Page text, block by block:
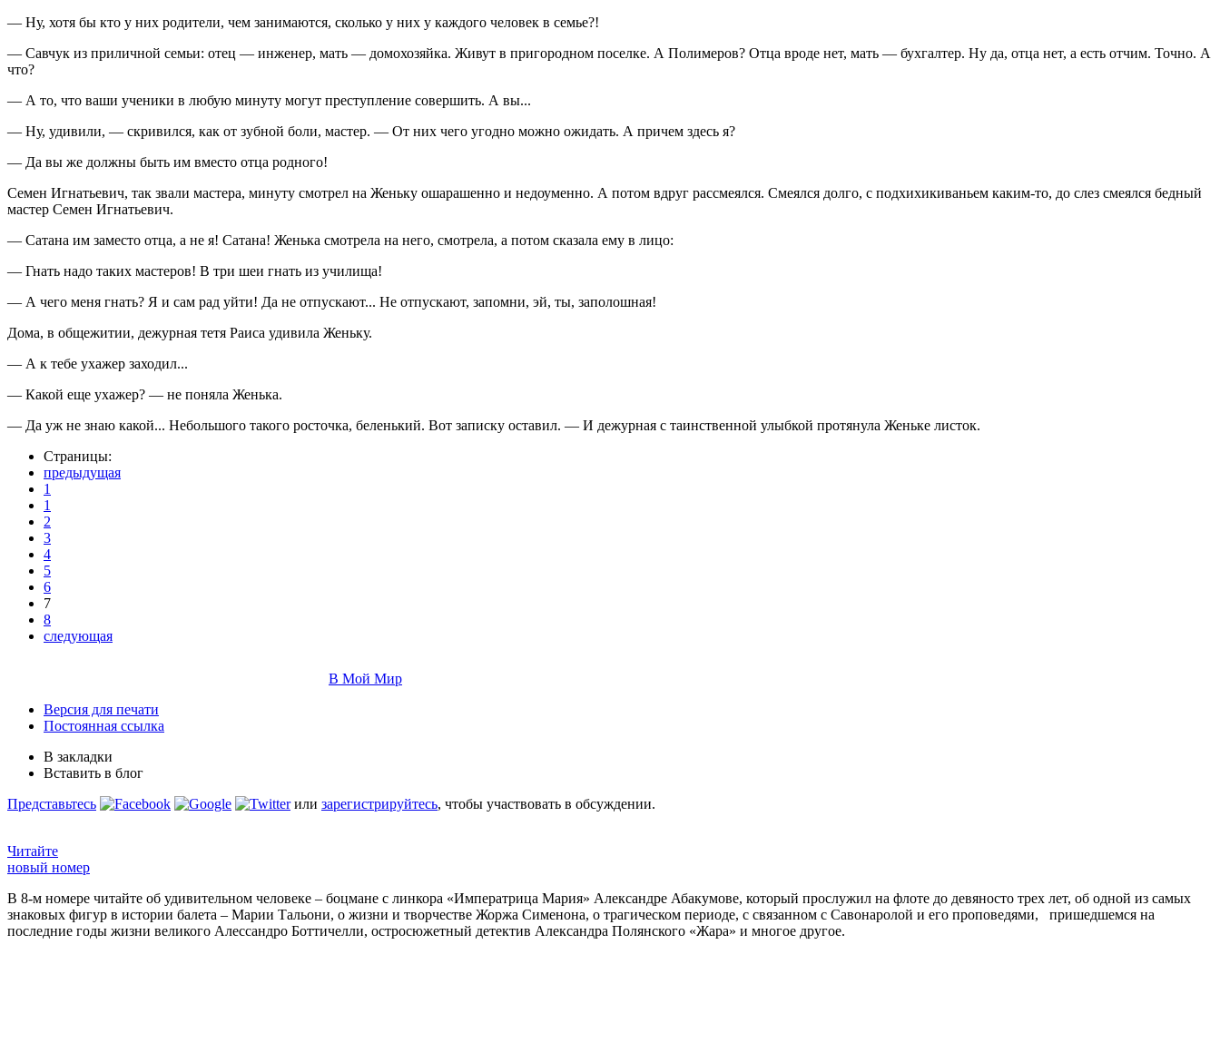
— Ну, хотя бы кто у них родители, чем занимаются, сколько у них у каждого человек в семье?!
— Савчук из приличной семьи: отец — инженер, мать — домохозяйка. Живут в пригородном поселке. А Полимеров? Отца вроде нет, мать — бухгалтер. Ну да, отца нет, а есть отчим. Точно. А
что?
— А то, что ваши ученики в любую минуту могут преступление совершить. А вы...
— Ну, удивили, — скривился, как от зубной боли, мастер. — От них чего угодно можно ожидать. А причем здесь я?
— Да вы же должны быть им вместо отца родного!
Семен Игнатьевич, так звали мастера, минуту смотрел на Женьку ошарашенно и недоуменно. А потом вдруг рассмеялся. Смеялся долго, с подхихикиваньем каким-то, до слез смеялся бедный
мастер Семен Игнатьевич.
— Сатана им заместо отца, а не я! Сатана! Женька смотрела на него, смотрела, а потом сказала ему в лицо:
— Гнать надо таких мастеров! В три шеи гнать из училища!
— А чего меня гнать? Я и сам рад уйти! Да не отпускают... Не отпускают, запомни, эй, ты, заполошная!
Дома, в общежитии, дежурная тетя Раиса удивила Женьку.
— А к тебе ухажер заходил...
— Какой еще ухажер? — не поняла Женька.
— Да уж не знаю какой... Небольшого такого росточка, беленький. Вот записку оставил. — И дежурная с таинственной улыбкой протянула Женьке листок.
Страницы:
предыдущая
1
1
2
3
4
5
6
7
8
следующая
В Мой Мир
Версия для печати
Постоянная ссылка
В закладки
Вставить в блог
Представьтесь
или зарегистрируйтесь, чтобы участвовать в обсуждении.
Читайте
новый номер
В 8-м номере читайте об удивительном человеке – боцмане с линкора «Императрица Мария» Александре Абакумове, который прослужил на флоте до девяносто трех лет, об одной из самых
знаковых фигур в истории балета – Марии Тальони, о жизни и творчестве Жоржа Сименона, о трагическом периоде, с связанном с Савонаролой и его проповедями, пришедшемся на
последние годы жизни великого Алессандро Боттичелли, остросюжетный детектив Александра Полянского «Жара» и многое другое.